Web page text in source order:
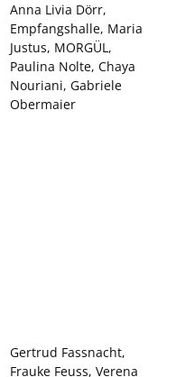
Anna Livia Dörr,
Empfangshalle, Maria
Justus, MORGÜL,
Paulina Nolte, Chaya
Nouriani, Gabriele
Obermaier
Gertrud Fassnacht,
Frauke Feuss, Verena